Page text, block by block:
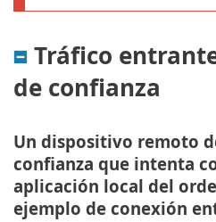
Tráfico
de confianza
Un dispositivo remoto
confianza que intenta
aplicación local del
ejemplo de conexión